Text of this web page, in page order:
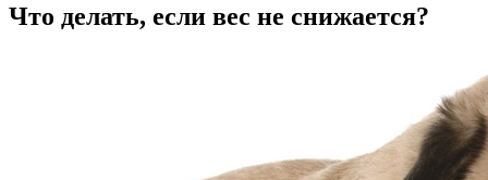
Что делать, если вес не снижается?